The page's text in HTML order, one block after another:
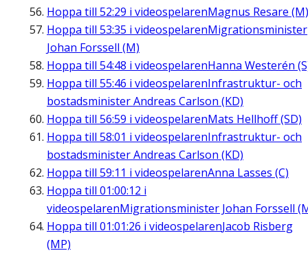
Hoppa till 52:29 i videospelarenMagnus Resare (M)
Hoppa till 53:35 i videospelarenMigrationsminister
Johan Forssell (M)
Hoppa till 54:48 i videospelarenHanna Westerén
Hoppa till 55:46 i videospelarenInfrastruktur- och
bostadsminister Andreas Carlson (KD)
Hoppa till 56:59 i videospelarenMats Hellhoff (SD)
Hoppa till 58:01 i videospelarenInfrastruktur- och
bostadsminister Andreas Carlson (KD)
Hoppa till 59:11 i videospelarenAnna Lasses (C)
Hoppa till 01:00:12 i
videospelarenMigrationsminister Johan Forssell
Hoppa till 01:01:26 i videospelarenJacob Risberg
(MP)